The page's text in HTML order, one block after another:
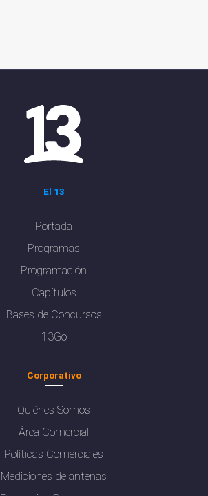
El 13
Portada
Programas
Programación
Capítulos
Bases de Concursos
13Go
Corporativo
Quiénes Somos
Área Comercial
Políticas Comerciales
Mediciones de antenas